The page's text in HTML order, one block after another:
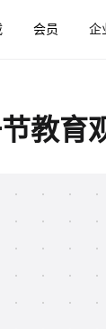
会员 企
教育